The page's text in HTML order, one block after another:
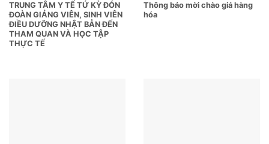
TRUNG TÂM Y TẾ TỨ KỲ ĐÓN
ĐOÀN GIẢNG VIÊN, SINH VIÊN
ĐIỀU DƯỠNG NHẬT BẢN ĐẾN
THAM QUAN VÀ HỌC TẬP
THỰC TẾ
Thông báo mời chào giá hàng
hóa